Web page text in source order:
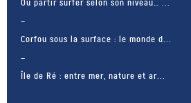
Corfou sous la surface : le monde d...
Île de Ré : entre mer, nature et ar...